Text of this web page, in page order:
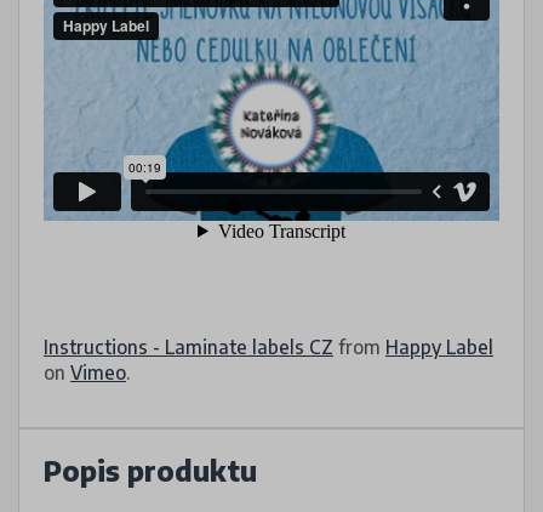
Instructions - Laminate labels CZ from Happy Label
on Vimeo
Popis produktu